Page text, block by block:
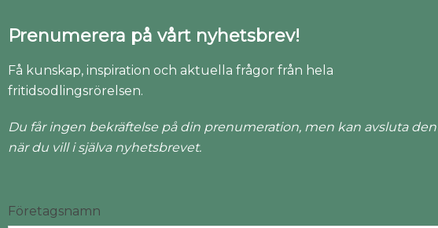
Prenumerera på vårt nyhetsbrev!
Få kunskap, inspiration och aktuella frågor från hela
fritidsodlingsrörelsen.
Du får ingen bekräftelse på din prenumeration, men kan avsluta den
när du vill i själva nyhetsbrevet.
Företagsnamn